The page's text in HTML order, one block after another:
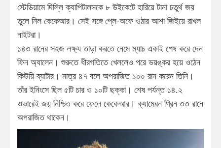
স্টেডিয়ামে দিল্লি ক্যাপিটালসকে ৮ উইকেটে হারিয়ে টানা চতুর্থ জয়
তুলে নিল কেকেআর। সেই সঙ্গে প্লে-অফে ওঠার আশা জিইয়ে রাখল
নাইটরা।
১৪৩ রানের সহজ লক্ষ্য তাড়া করতে নেমে ম্যাচ একাই শেষ করে দেন
ফিন অ্যালেন। শুরুতে ধীরগতিতে খেললেও পরে ভয়ঙ্কর হয়ে ওঠেন
কিউয়ি ব্যাটার। মাত্র ৪৭ বলে অপরাজিত ১০০ রান করেন তিনি।
তাঁর ইনিংসে ছিল ৫টি চার ও ১০টি ছক্কা। শেষ পর্যন্ত ১৪.২
ওভারেই জয় নিশ্চিত করে ফেলে কেকেআর। ক্যামেরন গ্রিন ৩৩ রানে
অপরাজিত থাকেন।